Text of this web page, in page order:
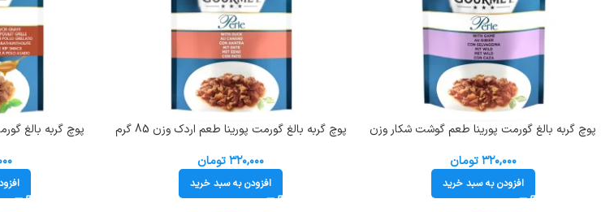
پوچ گربه بالغ گورمت پورینا طعم گوشت شکار وزن
۳۲۰,۰۰۰ تومان
افزودن به سبد خرید
پوچ گربه بالغ گورمت پورینا طعم اردک وزن 85 گرم
۳۲۰,۰۰۰ تومان
افزودن به سبد خرید
پوچ گربه بالغ